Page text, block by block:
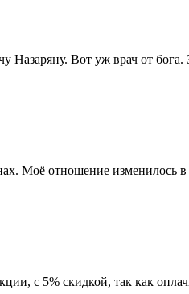
Вот уж врач от бога.
Моё отношение изменилось
с 5% скидкой, так как